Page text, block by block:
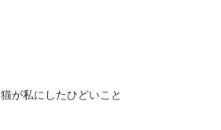
猫が私にしたひどいこと